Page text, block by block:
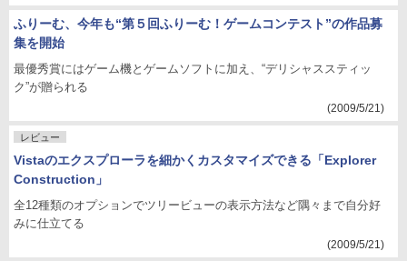
ふりーむ、今年も“第５回ふりーむ！ゲームコンテスト”の作品募
集を開始
最優秀賞にはゲーム機とゲームソフトに加え、“デリシャススティッ
ク”が贈られる
(2009/5/21)
レビュー
Vistaのエクスプローラを細かくカスタマイズできる「Explorer
Construction」
全12種類のオプションでツリービューの表示方法など隅々まで自分好
みに仕立てる
(2009/5/21)